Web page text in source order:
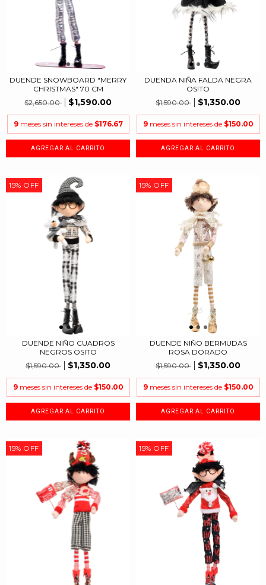
DUENDE SNOWBOARD "MERRY
CHRISTMAS" 70 CM
$2,650.00
$1,590.00
9 meses sin intereses de $176.67
DUENDA NIÑA FALDA NEGRA
OSITO
$1,590.00
$1,350.00
9 meses sin intereses de $150.00
15% OFF
DUENDE NIÑO CUADROS
NEGROS OSITO
$1,590.00
$1,350.00
9 meses sin intereses de $150.00
15% OFF
DUENDE NIÑO BERMUDAS
ROSA DORADO
$1,590.00
$1,350.00
9 meses sin intereses de $150.00
15% OFF 15% OFF